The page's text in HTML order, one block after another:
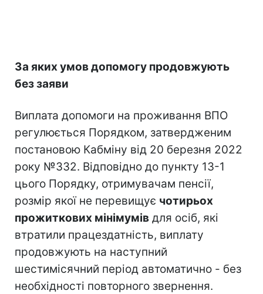
За яких умов допомогу продовжують
без заяви
Виплата допомоги на проживання ВПО
регулюється Порядком, затвердженим
постановою Кабміну від 20 березня 2022
року №332. Відповідно до пункту 13-1
цього Порядку, отримувачам пенсії,
розмір якої не перевищує чотирьох
прожиткових мінімумів для осіб, які
втратили працездатність, виплату
продовжують на наступний
шестимісячний період автоматично - без
необхідності повторного звернення.